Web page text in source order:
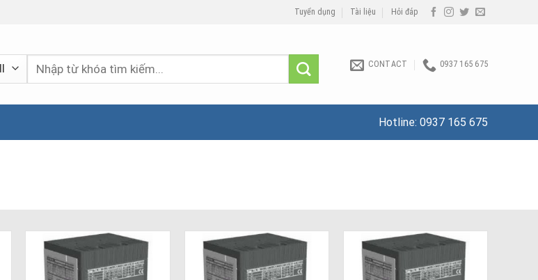
Tuyển dụng Tài liệu Hỏi đáp
Tìm
CONTACT 0937 165 675
Hotline: 0937 165 675